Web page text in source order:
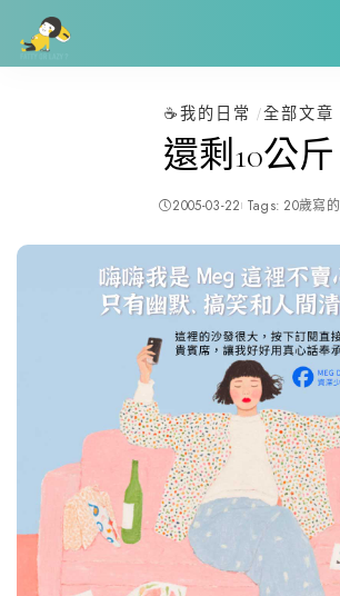
☕️我的日常 全部文章
還剩10公斤
2005-03-22 Tags: 20歲寫的